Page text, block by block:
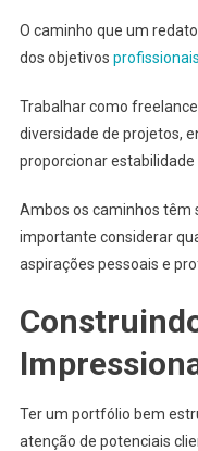
O caminho que um
dos objetivos profissionais
Trabalhar como
diversidade de projetos,
proporcionar
Ambos os caminhos têm
importante considerar
aspirações pessoais e
Ter um portfólio bem
atenção de potenciais